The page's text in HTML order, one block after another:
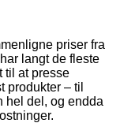
priser fra
langt de fleste
til at presse
produkter – til
hel del, og endda